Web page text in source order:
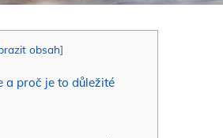
obsah]
a proč je to důležité